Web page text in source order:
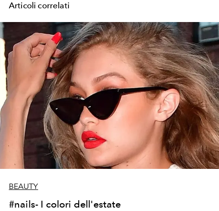
Articoli correlati
BEAUTY
#nails- I colori dell'estate